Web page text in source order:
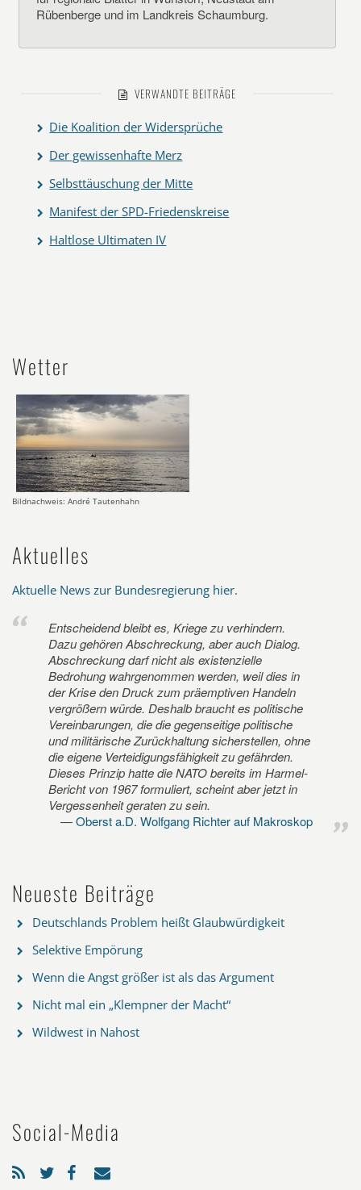
Rübenberge und im Landkreis Schaumburg.
VERWANDTE BEITRÄGE
Die Koalition der Widersprüche
Der gewissenhafte Merz
Selbsttäuschung der Mitte
Manifest der SPD-Friedenskreise
Haltlose Ultimaten IV
Wetter
Bildnachweis: André Tautenhahn
Aktuelles
Aktuelle News zur Bundesregierung hier.
Entscheidend bleibt es, Kriege zu verhindern.
Dazu gehören Abschreckung, aber auch Dialog.
Abschreckung darf nicht als existenzielle
Bedrohung wahrgenommen werden, weil dies in
der Krise den Druck zum präemptiven Handeln
vergrößern würde. Deshalb braucht es politische
Vereinbarungen, die die gegenseitige politische
und militärische Zurückhaltung sicherstellen, ohne
die eigene Verteidigungsfähigkeit zu gefährden.
Dieses Prinzip hatte die NATO bereits im Harmel-
Bericht von 1967 formuliert, scheint aber jetzt in
Vergessenheit geraten zu sein.
Oberst a.D. Wolfgang Richter auf Makroskop
Neueste Beiträge
Deutschlands Problem heißt Glaubwürdigkeit
Selektive Empörung
Wenn die Angst größer ist als das Argument
Nicht mal ein „Klempner der Macht“
Wildwest in Nahost
Social-Media